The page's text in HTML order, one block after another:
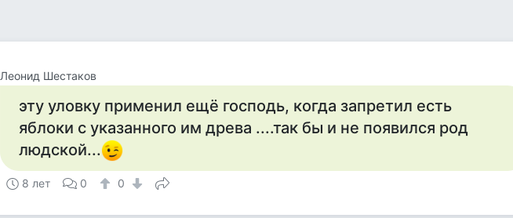
Леонид Шестаков
эту уловку применил ещё господь, когда запретил есть
яблоки с указанного им древа ....так бы и не появился род
людской...
8 лет 0 0